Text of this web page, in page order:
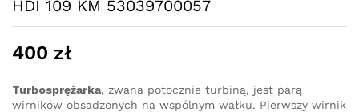
HDI 109 KM 53039700057
400 zł
Turbosprężarka, zwana potocznie turbiną, jest parą
wirników obsadzonych na wspólnym wałku. Pierwszy wirnik